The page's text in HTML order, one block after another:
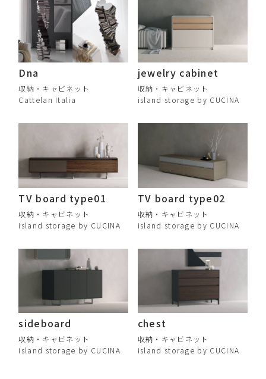
Dna
収納・キャビネット
Cattelan Italia
jewelry cabinet
収納・キャビネット
island storage by CUCINA
TV board type01
収納・キャビネット
island storage by CUCINA
TV board type02
収納・キャビネット
island storage by CUCINA
sideboard
収納・キャビネット
island storage by CUCINA
chest
収納・キャビネット
island storage by CUCINA